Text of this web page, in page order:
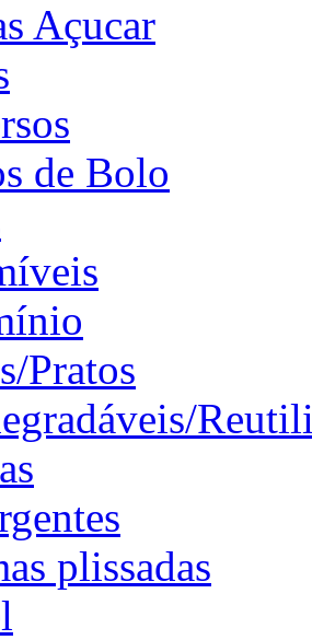
Açucar
de Bolo
Pratos
plissadas